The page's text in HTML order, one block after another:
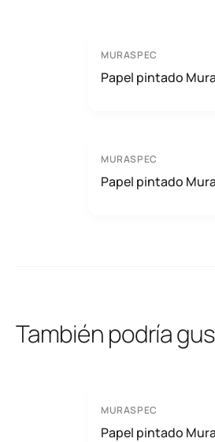
MURASPEC
Papel pintado
MURASPEC
Papel pintado
También podría
MURASPEC
Papel pintado